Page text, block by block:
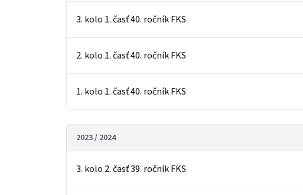
3. kolo 1. časť 40. ročník FKS
2. kolo 1. časť 40. ročník FKS
1. kolo 1. časť 40. ročník FKS
2023 / 2024
3. kolo 2. časť 39. ročník FKS